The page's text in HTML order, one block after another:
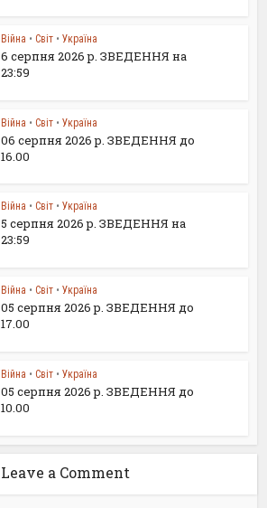
Війна • Світ • Україна
6 серпня 2026 р. ЗВЕДЕННЯ на
23:59
Війна • Світ • Україна
06 серпня 2026 р. ЗВЕДЕННЯ до
16.00
Війна • Світ • Україна
5 серпня 2026 р. ЗВЕДЕННЯ на
23:59
Війна • Світ • Україна
05 серпня 2026 р. ЗВЕДЕННЯ до
17.00
Війна • Світ • Україна
05 серпня 2026 р. ЗВЕДЕННЯ до
10.00
Leave a Comment